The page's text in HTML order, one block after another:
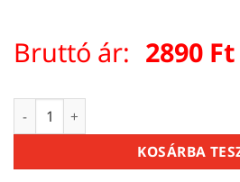
Bruttó ár: 2890 Ft
Kőzetgyapot Multirock Super 100
KOSÁRBA